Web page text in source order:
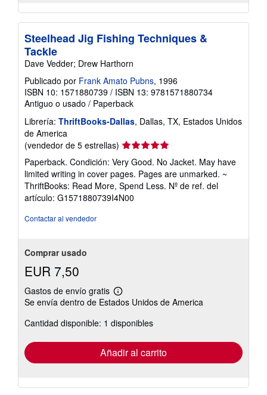
Steelhead Jig Fishing Techniques &
Tackle
Dave Vedder; Drew Harthorn
Publicado por Frank Amato Pubns, 1996
ISBN 10: 1571880739 / ISBN 13: 9781571880734
Antiguo o usado / Paperback
Librería: ThriftBooks-Dallas, Dallas, TX, Estados Unidos
de America
(vendedor de 5 estrellas) Calificación
del
vendedor:
5
de
5
Paperback. Condición: Very Good. No Jacket. May have
limited writing in cover pages. Pages are unmarked. ~
ThriftBooks: Read More, Spend Less. Nº de ref. del
artículo: G1571880739I4N00
Contactar al vendedor
Comprar usado
EUR 7,50
Gastos de envío gratis
Más
información
las
tarifas
envío
Se envía dentro de Estados Unidos de America
Cantidad disponible: 1 disponibles
Añadir al carrito